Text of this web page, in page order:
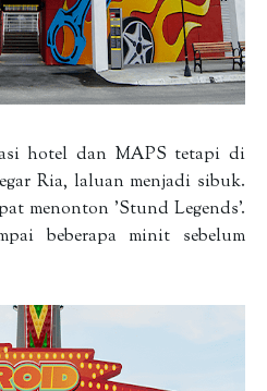
hotel dan MAPS tetapi di
Ria, laluan menjadi sibuk.
menonton 'Stund Legends'.
beberapa minit sebelum